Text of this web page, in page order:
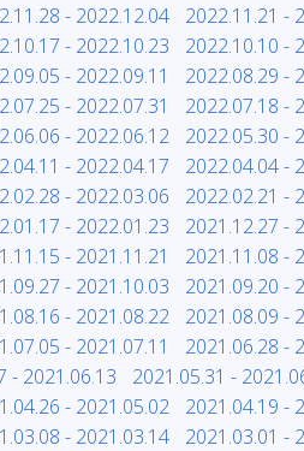
- 2022.12.04 2022.11.21 -
- 2022.10.23 2022.10.10 -
- 2022.09.11 2022.08.29 -
- 2022.07.31 2022.07.18 -
- 2022.06.12 2022.05.30 -
- 2022.04.17 2022.04.04 -
- 2022.03.06 2022.02.21 -
- 2022.01.23 2021.12.27 -
- 2021.11.21 2021.11.08 -
- 2021.10.03 2021.09.20 -
- 2021.08.22 2021.08.09 -
- 2021.07.11 2021.06.28 -
- 2021.06.13 2021.05.31 -
- 2021.05.02 2021.04.19 -
- 2021.03.14 2021.03.01 -